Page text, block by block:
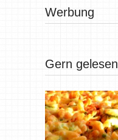
Werbung
Gern gelesen